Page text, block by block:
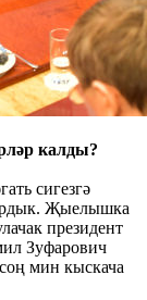
калды?
сигезгә
Җыелышка
президент
Зуфарович
мин кыскача